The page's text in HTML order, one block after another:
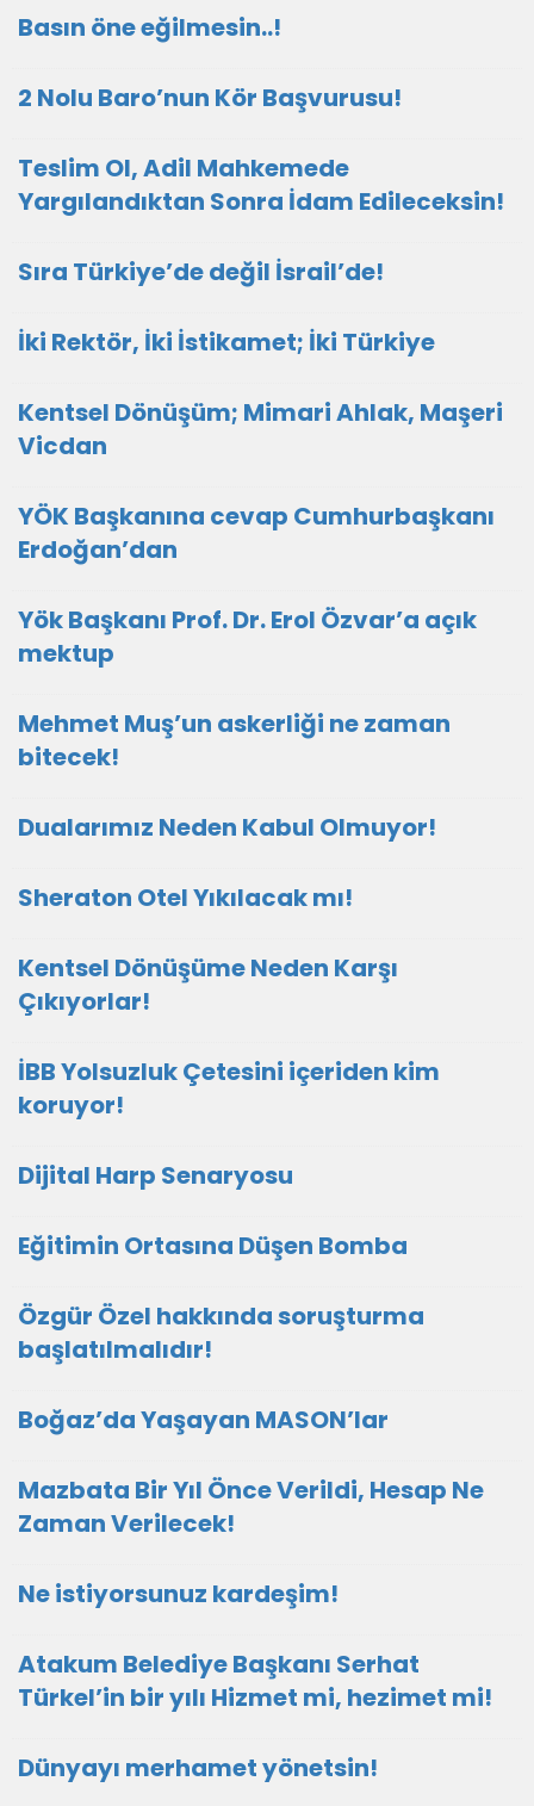
Basın öne eğilmesin..!
2 Nolu Baro’nun Kör Başvurusu!
Teslim Ol, Adil Mahkemede
Yargılandıktan Sonra İdam Edileceksin!
Sıra Türkiye’de değil İsrail’de!
İki Rektör, İki İstikamet; İki Türkiye
Kentsel Dönüşüm; Mimari Ahlak, Maşeri
Vicdan
YÖK Başkanına cevap Cumhurbaşkanı
Erdoğan’dan
Yök Başkanı Prof. Dr. Erol Özvar’a açık
mektup
Mehmet Muş’un askerliği ne zaman
bitecek!
Dualarımız Neden Kabul Olmuyor!
Sheraton Otel Yıkılacak mı!
Kentsel Dönüşüme Neden Karşı
Çıkıyorlar!
İBB Yolsuzluk Çetesini içeriden kim
koruyor!
Dijital Harp Senaryosu
Eğitimin Ortasına Düşen Bomba
Özgür Özel hakkında soruşturma
başlatılmalıdır!
Boğaz’da Yaşayan MASON’lar
Mazbata Bir Yıl Önce Verildi, Hesap Ne
Zaman Verilecek!
Ne istiyorsunuz kardeşim!
Atakum Belediye Başkanı Serhat
Türkel’in bir yılı Hizmet mi, hezimet mi!
Dünyayı merhamet yönetsin!